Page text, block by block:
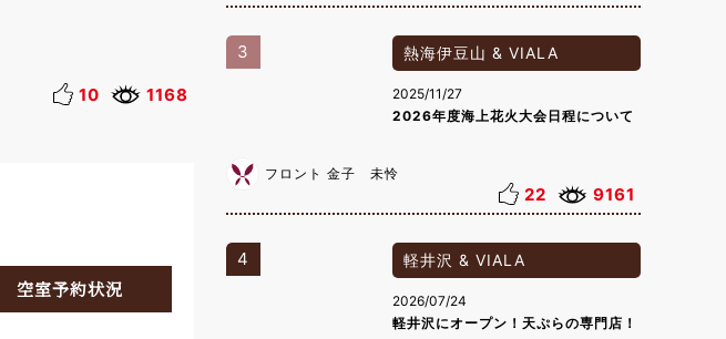
10 1168
空室予約状況
3 熱海伊豆山 & VIALA
2025/11/27
2026年度海上花火大会日程について
フロント 金子 未怜
22 9161
4 軽井沢 & VIALA
2026/07/24
軽井沢にオープン！天ぷらの専門店！